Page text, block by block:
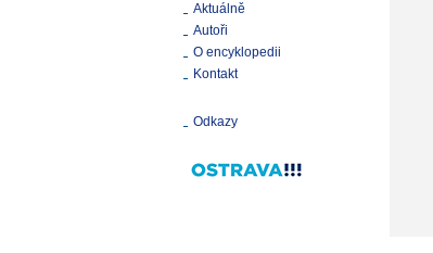
Aktuálně
Autoři
O encyklopedii
Kontakt
Odkazy